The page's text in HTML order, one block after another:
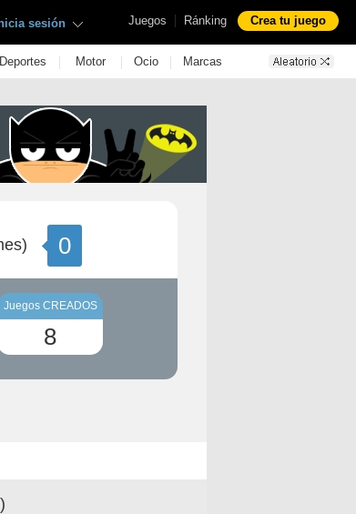
Juegos | Ránking Crea tu juego
sesión
Deportes | Motor | Ocio | Marcas
0
Juegos CREADOS
8
)